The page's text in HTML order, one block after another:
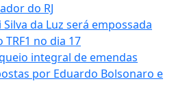
do RJ
da Luz será empossada
no dia 17
integral de emendas
por Eduardo Bolsonaro e